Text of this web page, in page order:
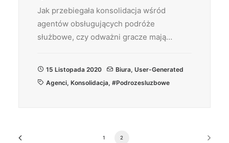
Jak przebiegała konsolidacja wśród
agentów obsługujących podróże
służbowe, czy odważni gracze mają…
15 Listopada 2020 Biura, User-Generated
Agenci, Konsolidacja, #podrozesluzbowe
1 2